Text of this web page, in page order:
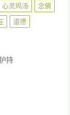
心灵鸡汤
念佛
道德
持